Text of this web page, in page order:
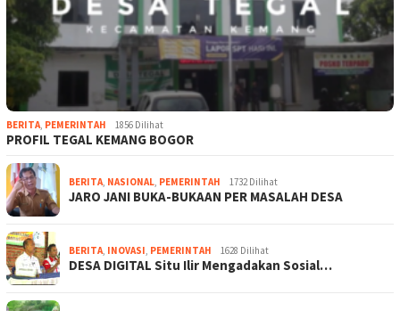
BERITA, PEMERINTAH 1856 Dilihat
PROFIL TEGAL KEMANG BOGOR
BERITA, NASIONAL, PEMERINTAH 1732 Dilihat
JARO JANI BUKA-BUKAAN PER MASALAH DESA
BERITA, INOVASI, PEMERINTAH 1628 Dilihat
DESA DIGITAL Situ Ilir Mengadakan Sosial…